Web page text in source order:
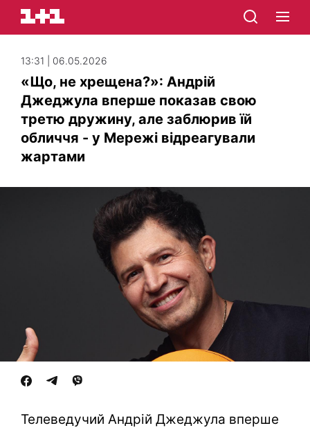
13:31 | 06.05.2026
«Що, не хрещена?»: Андрій
Джеджула вперше показав свою
третю дружину, але заблюрив їй
обличчя - у Мережі відреагували
жартами
Телеведучий Андрій Джеджула вперше